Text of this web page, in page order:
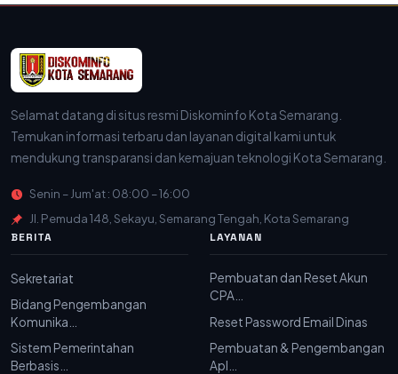
Selamat datang di situs resmi Diskominfo Kota Semarang.
Temukan informasi terbaru dan layanan digital kami untuk
mendukung transparansi dan kemajuan teknologi Kota Semarang.
Senin – Jum'at : 08:00 – 16:00
Jl. Pemuda 148, Sekayu, Semarang Tengah, Kota Semarang
BERITA
Sekretariat
Bidang Pengembangan
Komunika…
Sistem Pemerintahan
Berbasis…
LAYANAN
Pembuatan dan Reset Akun
CPA…
Reset Password Email Dinas
Pembuatan & Pengembangan
Apl…